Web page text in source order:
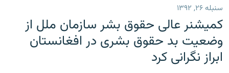
بازگشت
به
منوی
اصلی
مراجعه
منطقه
شرق میانه
جهان
افغانستان
جدول نشرات
مصاحبه‌ها
برنامه‌ها
سنبله ۲۶, ۱۳۹۲
کمیشنر عالی حقوق بشر سازمان ملل از
وضعیت بد حقوق بشری در افغانستان
ابراز نگرانی کرد